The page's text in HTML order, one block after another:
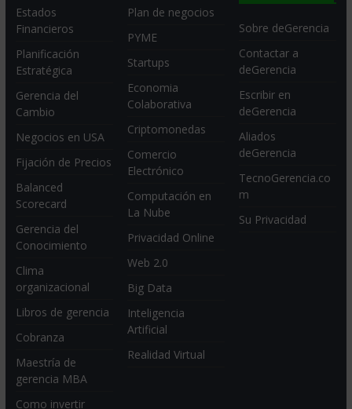
Estados
Financieros
Planificación
Estratégica
Gerencia del
Cambio
Negocios en USA
Fijación de Precios
Balanced
Scorecard
Gerencia del
Conocimiento
Clima
organizacional
Libros de gerencia
Cobranza
Maestría de
gerencia MBA
Como invertir
Plan de negocios
PYME
Startups
Economia
Colaborativa
Criptomonedas
Comercio
Electrónico
Computación en
La Nube
Privacidad Online
Web 2.0
Big Data
Inteligencia
Artificial
Realidad Virtual
Sobre deGerencia
Contactar a
deGerencia
Escribir en
deGerencia
Aliados
deGerencia
TecnoGerencia.co
m
Su Privacidad